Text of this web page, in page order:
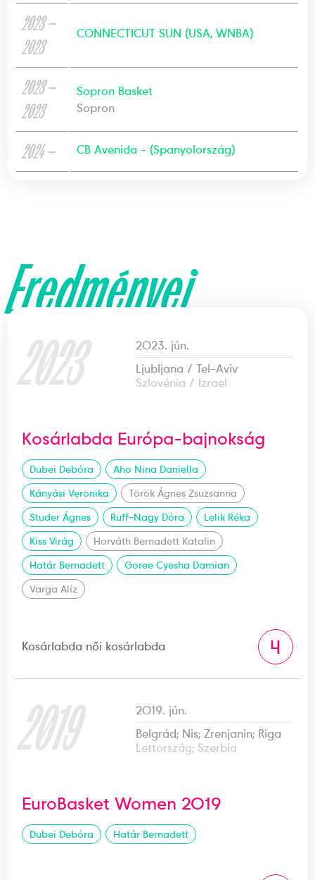
2023 —
2023
CONNECTICUT SUN (USA, WNBA)
2023 —
2023
Sopron Basket
Sopron
2024 — CB Avenida - (Spanyolország)
Eredményei
2023
2023. jún.
Ljubljana / Tel-Aviv
Szlovénia / Izrael
Kosárlabda Európa-bajnokság
Dubei Debóra
Aho Nina Daniella
Kányási Veronika
Török Ágnes Zsuzsanna
Studer Ágnes
Ruff-Nagy Dóra
Lelik Réka
Kiss Virág
Horváth Bernadett Katalin
Határ Bernadett
Goree Cyesha Damian
Varga Alíz
Kosárlabda női kosárlabda 4
2019
2019. jún.
Belgrád; Nis; Zrenjanin; Riga
Lettország; Szerbia
EuroBasket Women 2019
Dubei Debóra Határ Bernadett